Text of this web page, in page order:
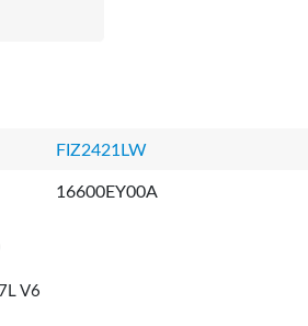
FIZ2421LW
16600EY00A
V6